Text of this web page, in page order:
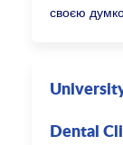
своєю
Dental